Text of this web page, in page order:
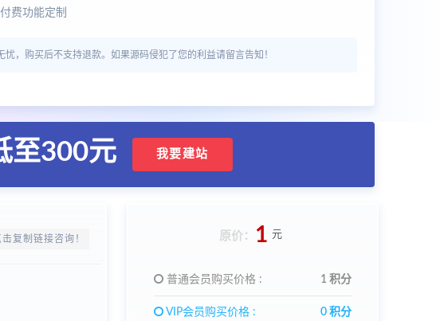
付费功能定制
，购买后不支持退款。如果源码侵犯了您的利益请留言告知！
至300元 我要建站
复制链接咨询！ 原价： 1 元
普通会员购买价格 : 1 积分
VIP会员购买价格 : 0 积分